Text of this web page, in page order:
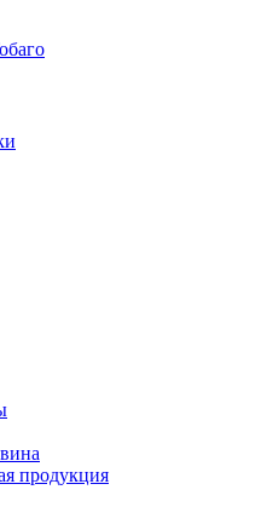
продукция